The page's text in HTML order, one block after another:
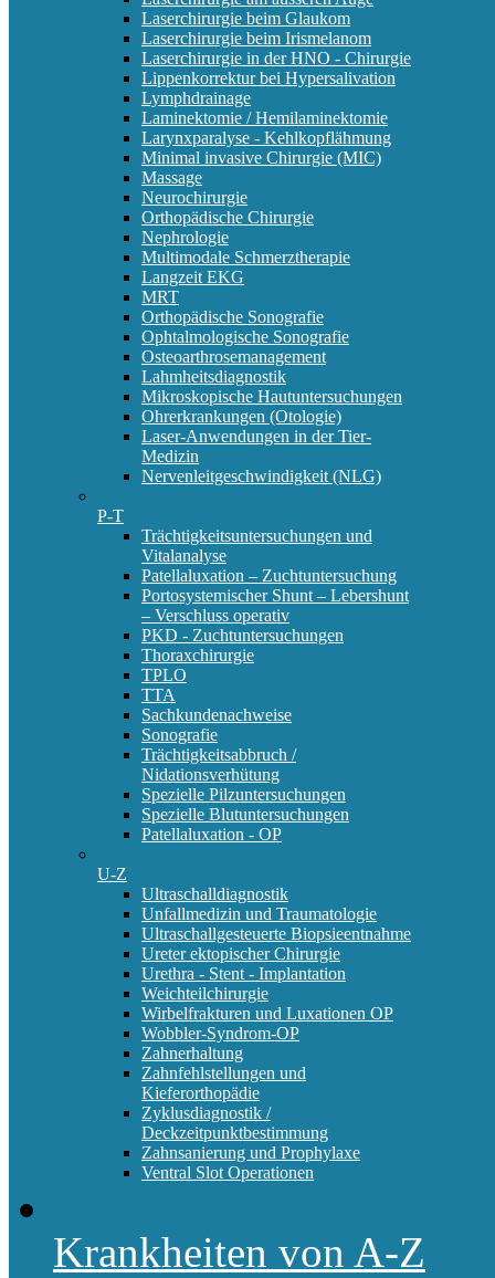
Laserchirurgie beim Glaukom
Laserchirurgie beim Irismelanom
Laserchirurgie in der HNO - Chirurgie
Lippenkorrektur bei Hypersalivation
Lymphdrainage
Laminektomie / Hemilaminektomie
Larynxparalyse - Kehlkopflähmung
Minimal invasive Chirurgie (MIC)
Massage
Neurochirurgie
Orthopädische Chirurgie
Nephrologie
Multimodale Schmerztherapie
Langzeit EKG
MRT
Orthopädische Sonografie
Ophtalmologische Sonografie
Osteoarthrosemanagement
Lahmheitsdiagnostik
Mikroskopische Hautuntersuchungen
Ohrerkrankungen (Otologie)
Laser-Anwendungen in der Tier-
Medizin
Nervenleitgeschwindigkeit (NLG)
P-T
Trächtigkeitsuntersuchungen und
Vitalanalyse
Patellaluxation – Zuchtuntersuchung
Portosystemischer Shunt – Lebershunt
– Verschluss operativ
PKD - Zuchtuntersuchungen
Thoraxchirurgie
TPLO
TTA
Sachkundenachweise
Sonografie
Trächtigkeitsabbruch /
Nidationsverhütung
Spezielle Pilzuntersuchungen
Spezielle Blutuntersuchungen
Patellaluxation - OP
U-Z
Ultraschalldiagnostik
Unfallmedizin und Traumatologie
Ultraschallgesteuerte Biopsieentnahme
Ureter ektopischer Chirurgie
Urethra - Stent - Implantation
Weichteilchirurgie
Wirbelfrakturen und Luxationen OP
Wobbler-Syndrom-OP
Zahnerhaltung
Zahnfehlstellungen und
Kieferorthopädie
Zyklusdiagnostik /
Deckzeitpunktbestimmung
Zahnsanierung und Prophylaxe
Ventral Slot Operationen
Krankheiten von A-Z